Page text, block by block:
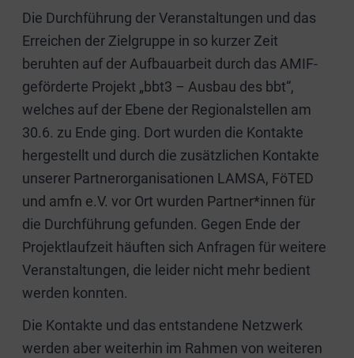
Die Durchführung der Veranstaltungen und das
Erreichen der Zielgruppe in so kurzer Zeit
beruhten auf der Aufbauarbeit durch das AMIF-
geförderte Projekt „bbt3 – Ausbau des bbt“,
welches auf der Ebene der Regionalstellen am
30.6. zu Ende ging. Dort wurden die Kontakte
hergestellt und durch die zusätzlichen Kontakte
unserer Partnerorganisationen LAMSA, FöTED
und amfn e.V. vor Ort wurden Partner*innen für
die Durchführung gefunden. Gegen Ende der
Projektlaufzeit häuften sich Anfragen für weitere
Veranstaltungen, die leider nicht mehr bedient
werden konnten.
Die Kontakte und das entstandene Netzwerk
werden aber weiterhin im Rahmen von weiteren